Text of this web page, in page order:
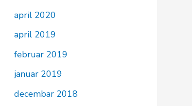
april 2020
april 2019
februar 2019
januar 2019
decembar 2018